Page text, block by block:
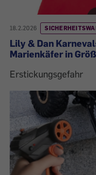
18.2.2026
Lily & Dan
Marienkäfer in
Erstickungsgefahr